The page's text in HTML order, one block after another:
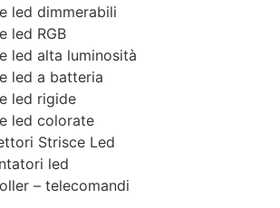
led dimmerabili
led RGB
led alta luminosità
led a batteria
led rigide
led colorate
Strisce Led
led
– telecomandi